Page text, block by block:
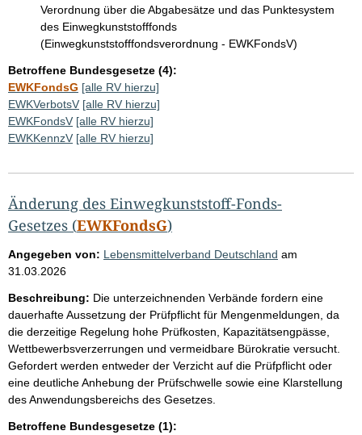
Verordnung über die Abgabesätze und das Punktesystem
des Einwegkunststofffonds
(Einwegkunststofffondsverordnung - EWKFondsV)
Betroffene Bundesgesetze (4):
EWKFondsG [alle RV hierzu]
EWKVerbotsV [alle RV hierzu]
EWKFondsV [alle RV hierzu]
EWKKennzV [alle RV hierzu]
Änderung des Einwegkunststoff-Fonds-
Gesetzes (EWKFondsG)
Angegeben von: Lebensmittelverband Deutschland am
31.03.2026
Beschreibung: Die unterzeichnenden Verbände fordern eine
dauerhafte Aussetzung der Prüfpflicht für Mengenmeldungen, da
die derzeitige Regelung hohe Prüfkosten, Kapazitätsengpässe,
Wettbewerbsverzerrungen und vermeidbare Bürokratie versucht.
Gefordert werden entweder der Verzicht auf die Prüfpflicht oder
eine deutliche Anhebung der Prüfschwelle sowie eine Klarstellung
des Anwendungsbereichs des Gesetzes.
Betroffene Bundesgesetze (1):